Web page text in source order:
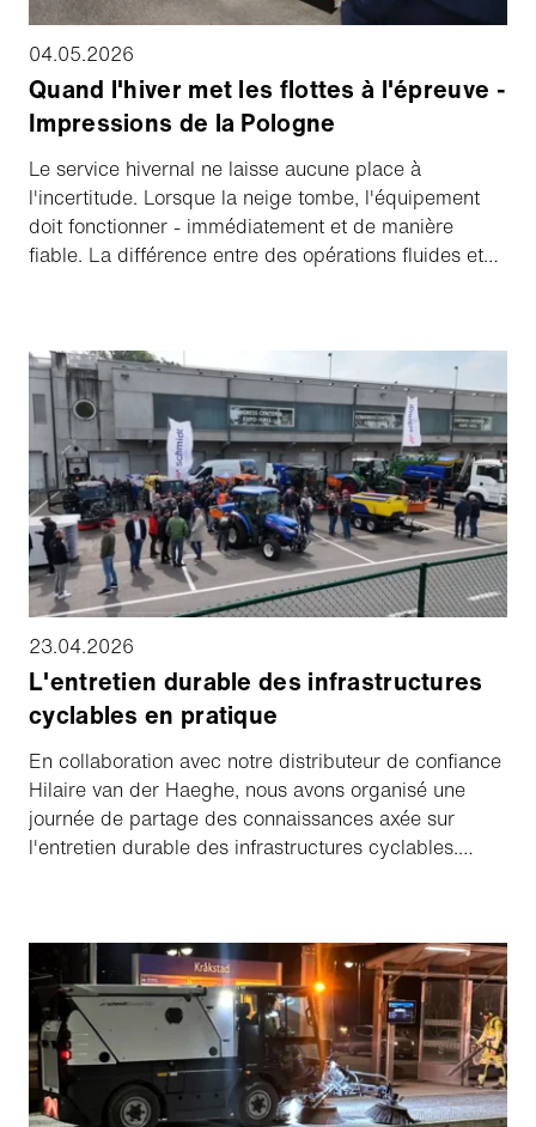
04.05.2026
Quand l'hiver met les flottes à l'épreuve -
Impressions de la Pologne
Le service hivernal ne laisse aucune place à
l'incertitude. Lorsque la neige tombe, l'équipement
doit fonctionner - immédiatement et de manière
fiable. La différence entre des opérations fluides et
flottes municipales chargées de l'entretien hivernal
des routes. D'après lui, un schéma se répète : les
entreprises qui se préparent à l'avance opèrent en
toute confiance, tandis que les autres sont
contraintes de prendre des décisions réactives sous
la pression. Nous avons discuté avec lui des erreurs
récurrentes, de la préparation pratique et de ce qui
fait vraiment la différence lorsque l'hiver commence.
23.04.2026
L'entretien durable des infrastructures
cyclables en pratique
En collaboration avec notre distributeur de confiance
Hilaire van der Haeghe, nous avons organisé une
journée de partage des connaissances axée sur
l'entretien durable des infrastructures cyclables.
ambition commune : améliorer la qualité, la durabilité
et la durée de vie de l'infrastructure cyclable.